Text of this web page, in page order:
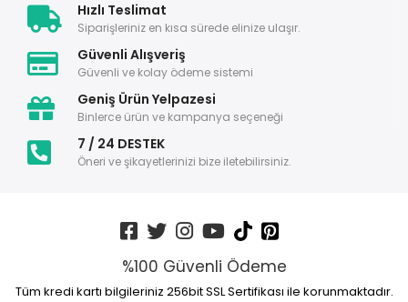
Hızlı Teslimat
Siparişleriniz en kısa sürede elinize ulaşır.
Güvenli Alışveriş
Güvenli ve kolay ödeme sistemi
Geniş Ürün Yelpazesi
Binlerce ürün ve kampanya seçeneği
7 / 24 DESTEK
Öneri ve şikayetlerinizi bize iletebilirsiniz.
%100 Güvenli Ödeme
Tüm kredi kartı bilgileriniz 256bit SSL Sertifikası ile korunmaktadır.